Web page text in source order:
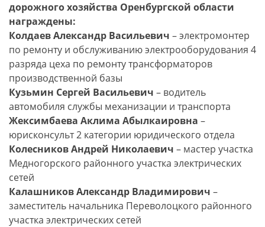
дорожного хозяйства Оренбургской области
награждены:
Колдаев Александр Васильевич – электромонтер
по ремонту и обслуживанию электрооборудования 4
разряда цеха по ремонту трансформаторов
производственной базы
Кузьмин Сергей Васильевич – водитель
автомобиля службы механизации и транспорта
Жексимбаева Аклима Абылкаировна –
юрисконсульт 2 категории юридического отдела
Колесников Андрей Николаевич – мастер участка
Медногорского районного участка электрических
сетей
Калашников Александр Владимирович –
заместитель начальника Переволоцкого районного
участка электрических сетей